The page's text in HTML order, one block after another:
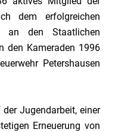
dem erfolgreichen
an den Staatlichen
den Kameraden 1996
Petershausen
Jugendarbeit, einer
Erneuerung von